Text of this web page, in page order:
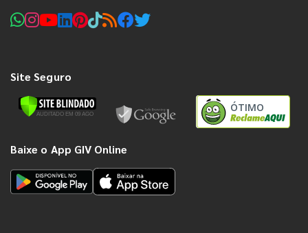
Site Seguro
ÓTIMO
Baixe o App GIV Online